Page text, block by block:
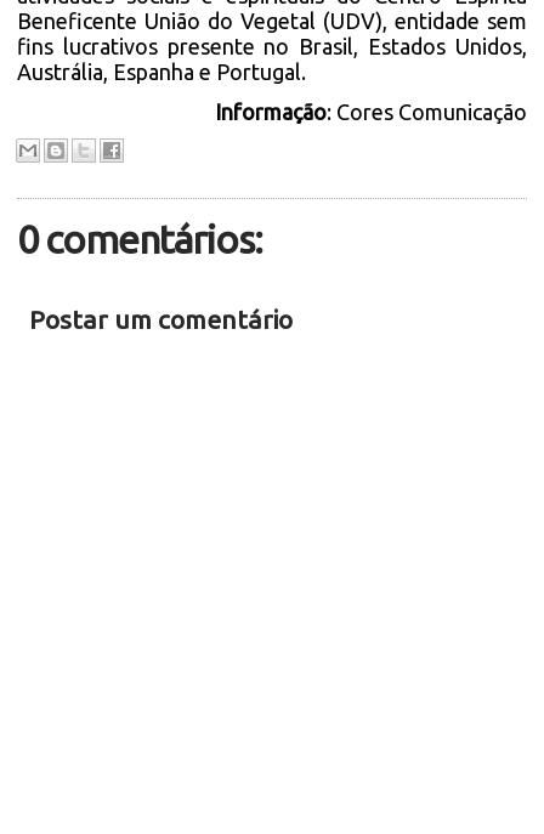
Beneficente União do Vegetal (UDV), entidade sem
fins lucrativos presente no Brasil, Estados Unidos,
Austrália, Espanha e Portugal.
Informação: Cores Comunicação
0 comentários:
Postar um comentário